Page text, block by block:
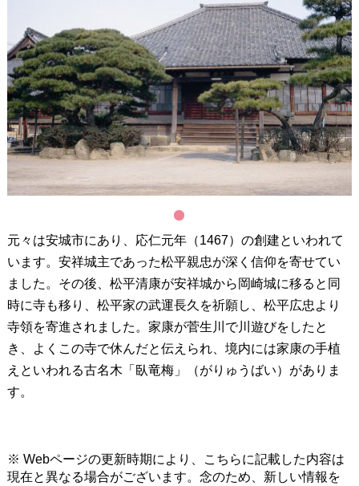
元々は安城市にあり、応仁元年（1467）の創建といわれて
います。安祥城主であった松平親忠が深く信仰を寄せてい
ました。その後、松平清康が安祥城から岡崎城に移ると同
時に寺も移り、松平家の武運長久を祈願し、松平広忠より
寺領を寄進されました。家康が菅生川で川遊びをしたと
き、よくこの寺で休んだと伝えられ、境内には家康の手植
えといわれる古名木「臥竜梅」（がりゅうばい）がありま
す。
※ Webページの更新時期により、こちらに記載した内容は
現在と異なる場合がございます。念のため、新しい情報を